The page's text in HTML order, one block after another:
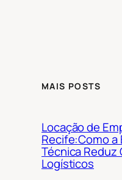
MAIS POSTS
Locação de
Recife:Como a
Técnica Reduz
Logísticos